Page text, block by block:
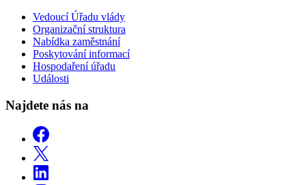
Vedoucí Úřadu vlády
Organizační struktura
Nabídka zaměstnání
Poskytování informací
Hospodaření úřadu
Události
Najdete nás na